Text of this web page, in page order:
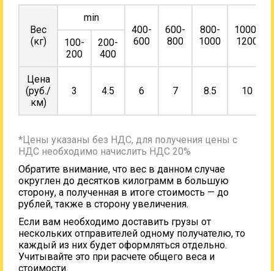
Вес
(кг)
min
400-
600
600-
800
800-
1000
1000-
1200
100-
200
200-
400
Цена
(руб./
км)
3 4.5 6 7 8.5 10
*Цены указаны без НДС, для получения цены с
НДС необходимо начислить НДС 20%
Обратите внимание, что вес в данном случае
округлен до десятков килограмм в большую
сторону, а полученная в итоге стоимость — до
рублей, также в сторону увеличения.
Если вам необходимо доставить грузы от
нескольких отправителей одному получателю, то
каждый из них будет оформляться отдельно.
Учитывайте это при расчете общего веса и
стоимости.